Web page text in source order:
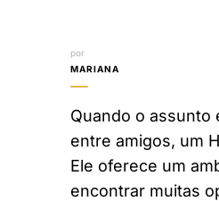
por
MARIANA
Quando o assunto
entre amigos, um
Ele oferece um
encontrar muitas